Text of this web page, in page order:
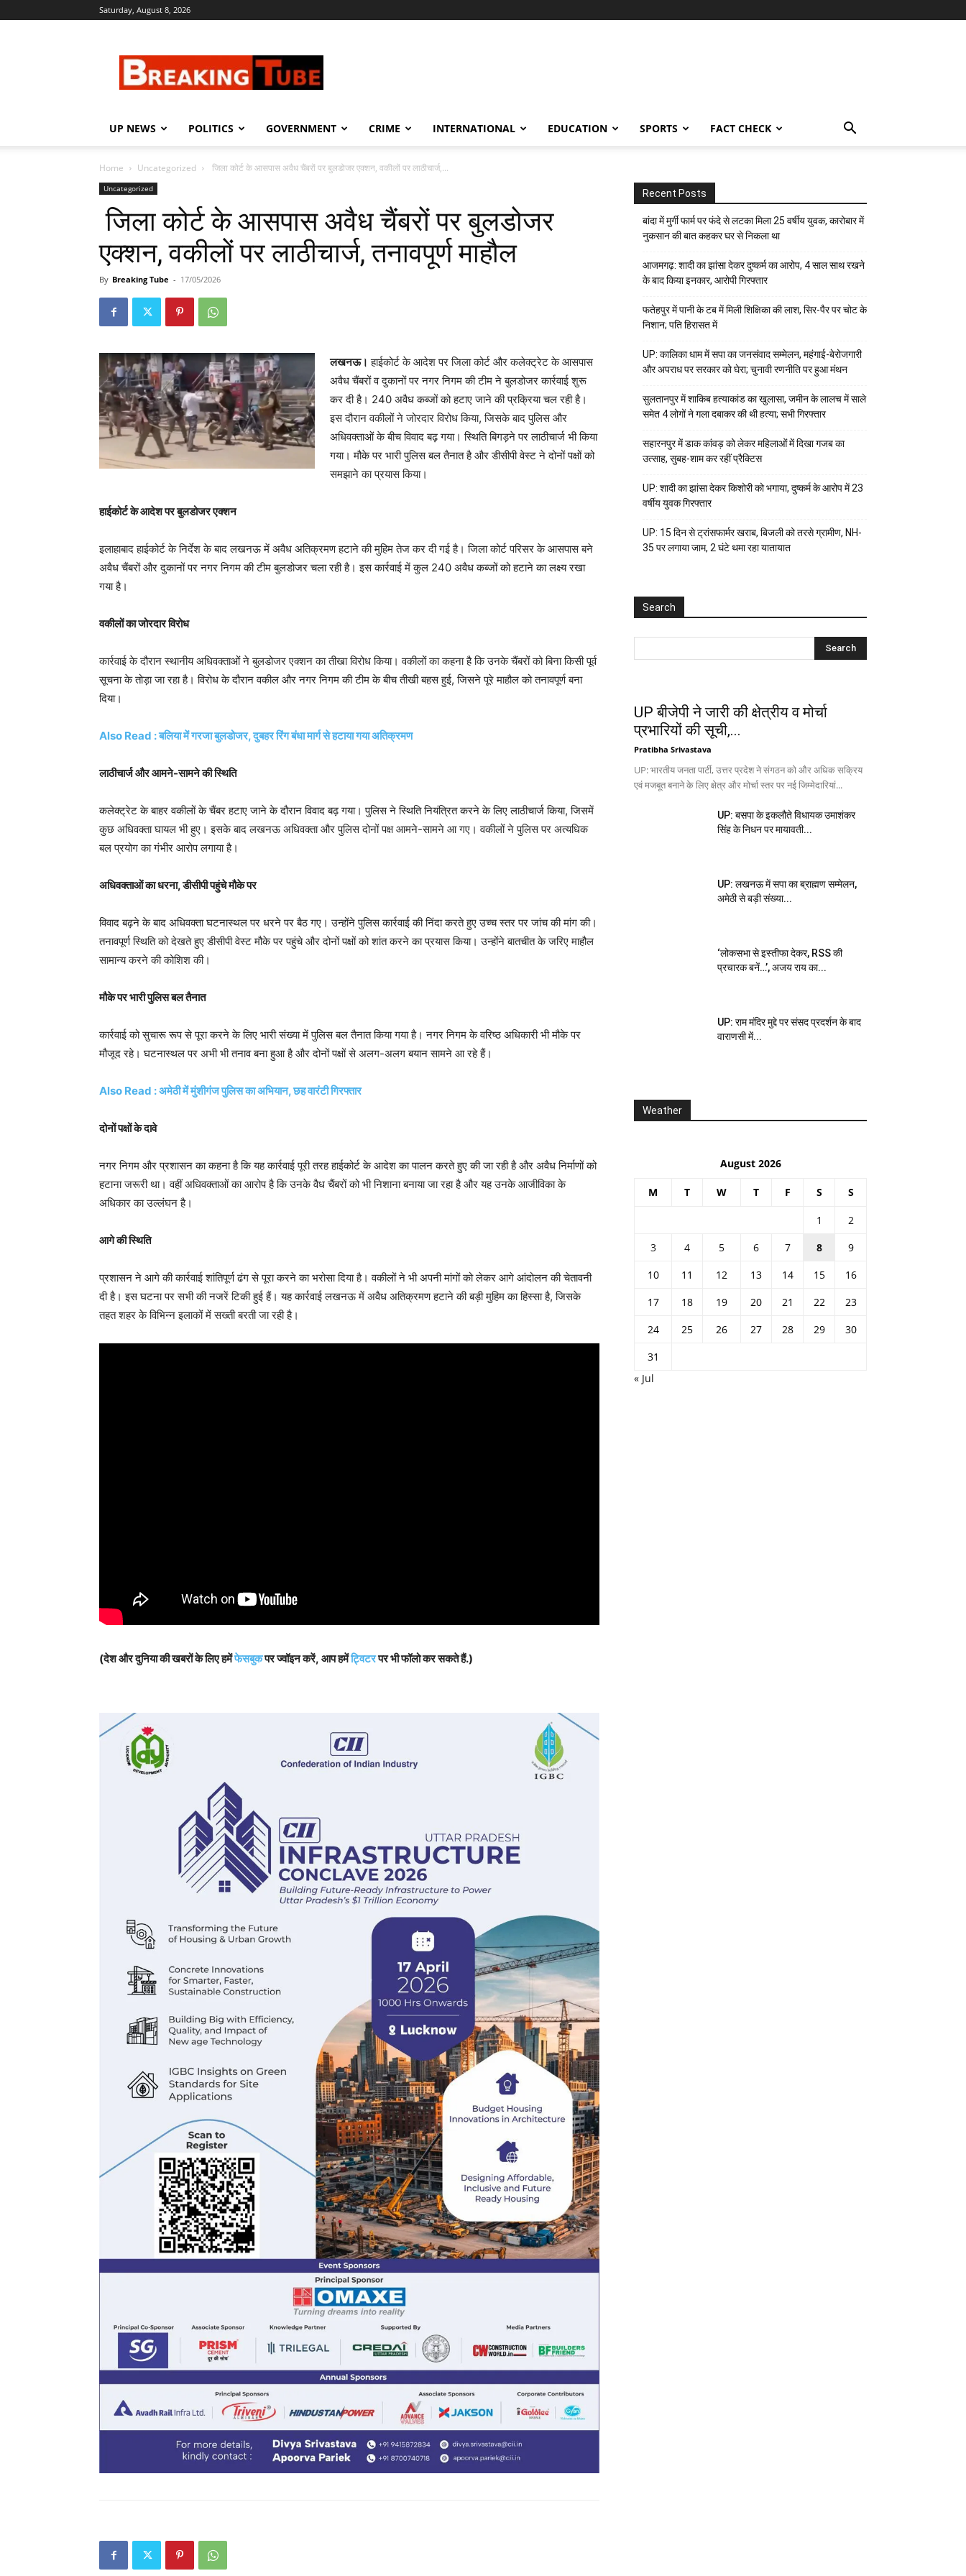
Saturday, August 8, 2026
UP NEWS POLITICS GOVERNMENT CRIME INTERNATIONAL EDUCATION SPORTS FACT CHECK
Home Uncategorized जिला कोर्ट के आसपास अवैध चैंबरों पर बुलडोजर एक्शन, वकीलों पर लाठीचार्ज,...
Uncategorized
जिला कोर्ट के आसपास अवैध चैंबरों पर बुलडोजर
एक्शन, वकीलों पर लाठीचार्ज, तनावपूर्ण माहौल
By Breaking Tube - 17/05/2026
लखनऊ। हाईकोर्ट के आदेश पर जिला कोर्ट और कलेक्ट्रेट के आसपास
अवैध चैंबरों व दुकानों पर नगर निगम की टीम ने बुलडोजर कार्रवाई शुरू
कर दी है। 240 अवैध कब्जों को हटाए जाने की प्रक्रिया चल रही है।
इस दौरान वकीलों ने जोरदार विरोध किया, जिसके बाद पुलिस और
अधिवक्ताओं के बीच विवाद बढ़ गया। स्थिति बिगड़ने पर लाठीचार्ज भी किया
गया। मौके पर भारी पुलिस बल तैनात है और डीसीपी वेस्ट ने दोनों पक्षों को
समझाने का प्रयास किया।
हाईकोर्ट के आदेश पर बुलडोजर एक्शन
इलाहाबाद हाईकोर्ट के निर्देश के बाद लखनऊ में अवैध अतिक्रमण हटाने की मुहिम तेज कर दी गई है। जिला कोर्ट परिसर के आसपास बने
अवैध चैंबरों और दुकानों पर नगर निगम की टीम बुलडोजर चला रही है। इस कार्रवाई में कुल 240 अवैध कब्जों को हटाने का लक्ष्य रखा
गया है।
वकीलों का जोरदार विरोध
कार्रवाई के दौरान स्थानीय अधिवक्ताओं ने बुलडोजर एक्शन का तीखा विरोध किया। वकीलों का कहना है कि उनके चैंबरों को बिना किसी पूर्व
सूचना के तोड़ा जा रहा है। विरोध के दौरान वकील और नगर निगम की टीम के बीच तीखी बहस हुई, जिसने पूरे माहौल को तनावपूर्ण बना
दिया।
Also Read : बलिया में गरजा बुलडोजर, दुबहर रिंग बंधा मार्ग से हटाया गया अतिक्रमण
लाठीचार्ज और आमने-सामने की स्थिति
कलेक्ट्रेट के बाहर वकीलों के चैंबर हटाए जाने के दौरान विवाद बढ़ गया। पुलिस ने स्थिति नियंत्रित करने के लिए लाठीचार्ज किया, जिसमें
कुछ अधिवक्ता घायल भी हुए। इसके बाद लखनऊ अधिवक्ता और पुलिस दोनों पक्ष आमने-सामने आ गए। वकीलों ने पुलिस पर अत्यधिक
बल प्रयोग का गंभीर आरोप लगाया है।
अधिवक्ताओं का धरना, डीसीपी पहुंचे मौके पर
विवाद बढ़ने के बाद अधिवक्ता घटनास्थल पर धरने पर बैठ गए। उन्होंने पुलिस कार्रवाई की निंदा करते हुए उच्च स्तर पर जांच की मांग की।
तनावपूर्ण स्थिति को देखते हुए डीसीपी वेस्ट मौके पर पहुंचे और दोनों पक्षों को शांत करने का प्रयास किया। उन्होंने बातचीत के जरिए माहौल
सामान्य करने की कोशिश की।
मौके पर भारी पुलिस बल तैनात
कार्रवाई को सुचारू रूप से पूरा करने के लिए भारी संख्या में पुलिस बल तैनात किया गया है। नगर निगम के वरिष्ठ अधिकारी भी मौके पर
मौजूद रहे। घटनास्थल पर अभी भी तनाव बना हुआ है और दोनों पक्षों से अलग-अलग बयान सामने आ रहे हैं।
Also Read : अमेठी में मुंशीगंज पुलिस का अभियान, छह वारंटी गिरफ्तार
दोनों पक्षों के दावे
नगर निगम और प्रशासन का कहना है कि यह कार्रवाई पूरी तरह हाईकोर्ट के आदेश का पालन करते हुए की जा रही है और अवैध निर्माणों को
हटाना जरूरी था। वहीं अधिवक्ताओं का आरोप है कि उनके वैध चैंबरों को भी निशाना बनाया जा रहा है और यह उनके आजीविका के
अधिकार का उल्लंघन है।
आगे की स्थिति
प्रशासन ने आगे की कार्रवाई शांतिपूर्ण ढंग से पूरा करने का भरोसा दिया है। वकीलों ने भी अपनी मांगों को लेकर आगे आंदोलन की चेतावनी
दी है। इस घटना पर सभी की नजरें टिकी हुई हैं। यह कार्रवाई लखनऊ में अवैध अतिक्रमण हटाने की बड़ी मुहिम का हिस्सा है, जिसके
तहत शहर के विभिन्न इलाकों में सख्ती बरती जा रही है।
(देश और दुनिया की खबरों के लिए हमेंफेसबुकपर ज्वॉइन करें, आप हमेंट्विटरपर भी फॉलो कर सकते हैं.)
Recent Posts
बांदा में मुर्गी फार्म पर फंदे से लटका मिला 25 वर्षीय युवक, कारोबार में
नुकसान की बात कहकर घर से निकला था
आजमगढ़: शादी का झांसा देकर दुष्कर्म का आरोप, 4 साल साथ रखने
के बाद किया इनकार, आरोपी गिरफ्तार
फतेहपुर में पानी के टब में मिली शिक्षिका की लाश, सिर-पैर पर चोट के
निशान; पति हिरासत में
UP: कालिका धाम में सपा का जनसंवाद सम्मेलन, महंगाई-बेरोजगारी
और अपराध पर सरकार को घेरा; चुनावी रणनीति पर हुआ मंथन
सुलतानपुर में शाकिब हत्याकांड का खुलासा, जमीन के लालच में साले
समेत 4 लोगों ने गला दबाकर की थी हत्या; सभी गिरफ्तार
सहारनपुर में डाक कांवड़ को लेकर महिलाओं में दिखा गजब का
उत्साह, सुबह-शाम कर रहीं प्रैक्टिस
UP: शादी का झांसा देकर किशोरी को भगाया, दुष्कर्म के आरोप में 23
वर्षीय युवक गिरफ्तार
UP: 15 दिन से ट्रांसफार्मर खराब, बिजली को तरसे ग्रामीण, NH-
35 पर लगाया जाम, 2 घंटे थमा रहा यातायात
Search
UP बीजेपी ने जारी की क्षेत्रीय व मोर्चा
प्रभारियों की सूची,...
Pratibha Srivastava
UP: भारतीय जनता पार्टी, उत्तर प्रदेश ने संगठन को और अधिक सक्रिय
एवं मजबूत बनाने के लिए क्षेत्र और मोर्चा स्तर पर नई जिम्मेदारियां...
UP: बसपा के इकलौते विधायक उमाशंकर
सिंह के निधन पर मायावती...
UP: लखनऊ में सपा का ब्राह्मण सम्मेलन,
अमेठी से बड़ी संख्या...
‘लोकसभा से इस्तीफा देकर, RSS की
प्रचारक बनें…’, अजय राय का...
UP: राम मंदिर मुद्दे पर संसद प्रदर्शन के बाद
वाराणसी में...
Weather
August 2026
M T W T F S S
1
2
3
4 5 6 7 8
9
10
11 12 13 14 15
16
17
18 19 20 21 22
23
24
25 26 27 28 29
30
31
« Jul